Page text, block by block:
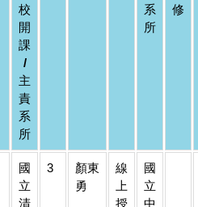
校
開
課
/
主
責
系
所
系
所
修
國
立
清
3
顏東
勇
線
上
授
國
立
中